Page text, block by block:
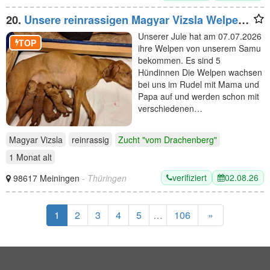
20. Unsere reinrassigen Magyar Vizsla Welpen
sind geboren
TOP
Unserer Jule hat am 07.07.2026
ihre Welpen von unserem Samu
bekommen. Es sind 5
Hündinnen Die Welpen wachsen
bei uns im Rudel mit Mama und
Papa auf und werden schon mit
verschiedenen…
Magyar Vizsla reinrassig
Zucht "vom Drachenberg"
1 Monat alt
98617 Meiningen - Thüringen verifiziert 02.08.26
1 2 3 4 5 … 106 »